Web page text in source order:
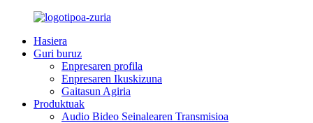
Hasiera
Guri buruz
Enpresaren profila
Enpresaren Ikuskizuna
Gaitasun Agiria
Produktuak
Audio Bideo Seinalearen Transmisioa